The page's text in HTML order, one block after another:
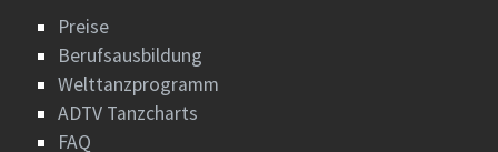
Preise
Berufsausbildung
Welttanzprogramm
ADTV Tanzcharts
FAQ